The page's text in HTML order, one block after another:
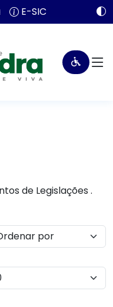
E-SIC
de Legislações .